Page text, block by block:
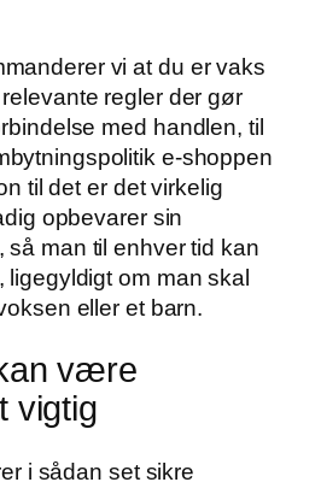
vi at du er vaks
regler der gør
med handlen, til
e-shoppen
til det er det virkelig
opbevarer sin
man til enhver tid kan
ligegyldigt om man skal
eller et barn.
være
vigtig
i sådan set sikre